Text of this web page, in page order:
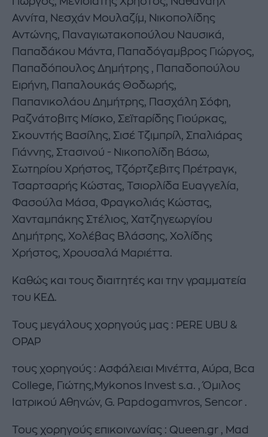
Αννίτα, Νεσχάν Μουλαζίμ, Νικοπολίδης
Αντώνης, Παναγιωτακοπούλου Ναυσικά,
Παπαδάκου Μάντα, Παπαδόγαμβρος Γιώργος,
Παπαδόπουλος Δημήτρης , Παπαδοπούλου
Ειρήνη, Παπαλουκάς Θοδωρής,
Παπανικολάου Δημήτρης, Πασχάλη Σόφη,
Ραζνάτοβιτς Μίσκο, Σεϊταρίδης Γιούρκας,
Σκουντής Βασίλης, Σισέ Τζιμπρίλ, Σπαλιάρας
Γιάννης, Στασινού - Νικοπολίδη Βάσω,
Σωτηρίου Χρήστος, Τζόρτζεβιτς Πρέτραγκ,
Τσαρτσαρής Κώστας, Τσιορλίδα Ευαγγελία,
Φασούλα Μάσα, Φραγκολιάς Κώστας,
Χανταμπάκης Στέλιος, Χατζηγεωργίου
Δημήτρης, Χολέβας Βλάσσης, Χολίδης
Χρήστος, Χρουσαλά Μαριέττα.
Καθώς και τους διαιτητές και την γραμματεία
του ΚΕΔ.
Τους μεγάλους χορηγούς μας : PERE UBU &
OPAP
τους χορηγούς : Ασφάλειαι Μινέττα, Αύρα, Bca
College, Γιώτης,Mykonos Invest s.a. , Όμιλος
Ιατρικού Αθηνών, G. Papdogamvros, Sencor .
Τους χορηγούς επικοινωνίας : Queen.gr , Mad